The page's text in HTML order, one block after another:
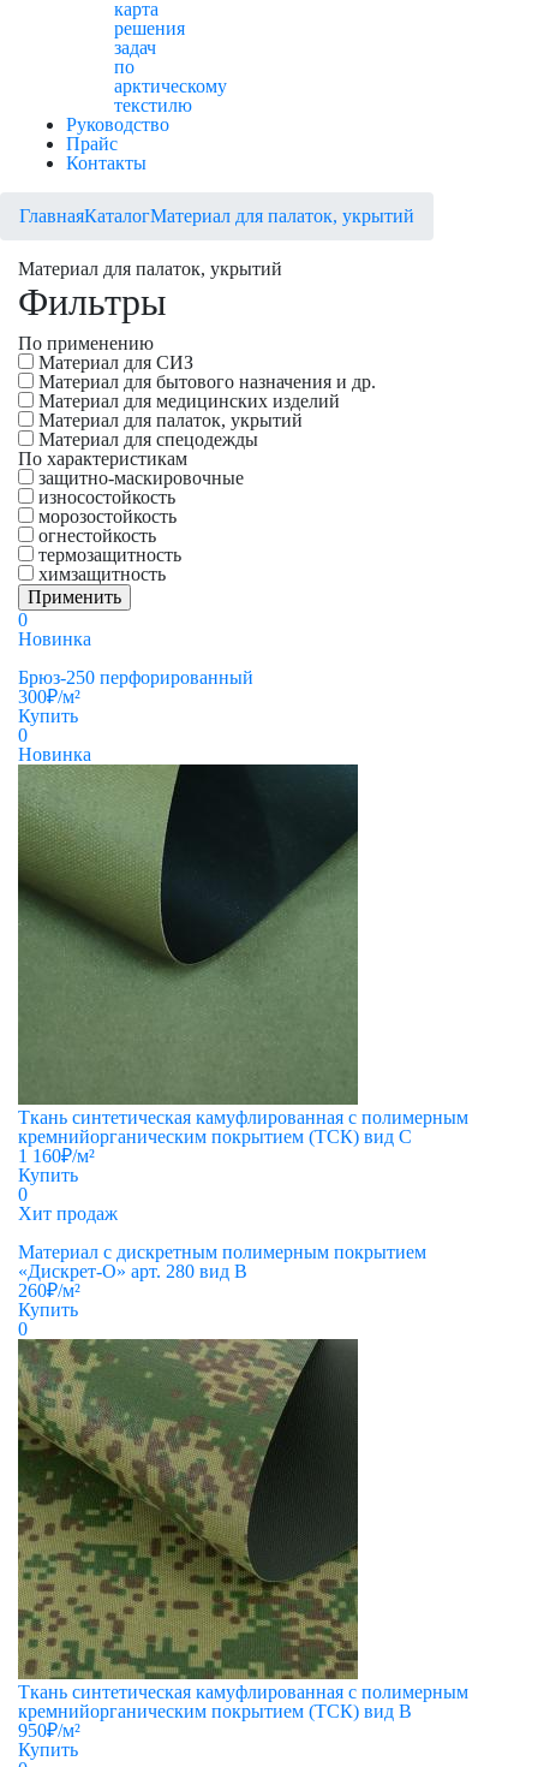
карта
решения
задач
по
арктическому
текстилю
Руководство
Прайс
Контакты
ГлавнаяКаталогМатериал для палаток, укрытий
Материал для палаток, укрытий
Фильтры
По применению
Материал для СИЗ
Материал для бытового назначения и др.
Материал для медицинских изделий
Материал для палаток, укрытий
Материал для спецодежды
По характеристикам
защитно-маскировочные
износостойкость
морозостойкость
огнестойкость
термозащитность
химзащитность
0
Новинка
Брюз-250 перфорированный
300₽/м²
Купить
0
Новинка
Ткань синтетическая камуфлированная с полимерным
кремнийорганическим покрытием (ТСК) вид С
1 160₽/м²
Купить
0
Хит продаж
Материал с дискретным полимерным покрытием
«Дискрет-О» арт. 280 вид В
260₽/м²
Купить
0
Ткань синтетическая камуфлированная с полимерным
кремнийорганическим покрытием (ТСК) вид В
950₽/м²
Купить